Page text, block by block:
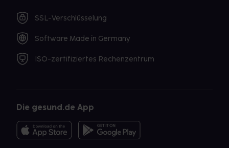
SSL-Verschlüsselung
Software Made in Germany
ISO-zertifiziertes Rechenzentrum
Die gesund.de App